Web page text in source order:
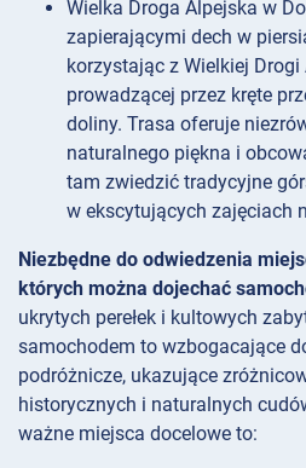
Wielka Droga Alpejska w
zapierającymi dech w
korzystając z Wielkiej
prowadzącej przez kręte
doliny. Trasa oferuje
naturalnego piękna i
tam zwiedzić tradycyjne
w ekscytujących zajęciach
Niezbędne do odwiedzenia
których można dojechać
ukrytych perełek i kultowych
samochodem to wzbogacające
podróżnicze, ukazujące
historycznych i naturalnych
ważne miejsca docelowe to: